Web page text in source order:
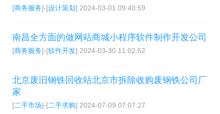
[商务服务]-[设计策划] 2024-03-01 09:40:59
南昌全方面的做网站商城小程序软件制作开发公司
[商务服务]-[软件开发] 2024-03-30 11:02:52
北京废旧钢铁回收站北京市拆除收购废钢铁公司厂
家
[二手市场]-[二手求购] 2024-07-09 07:07:27